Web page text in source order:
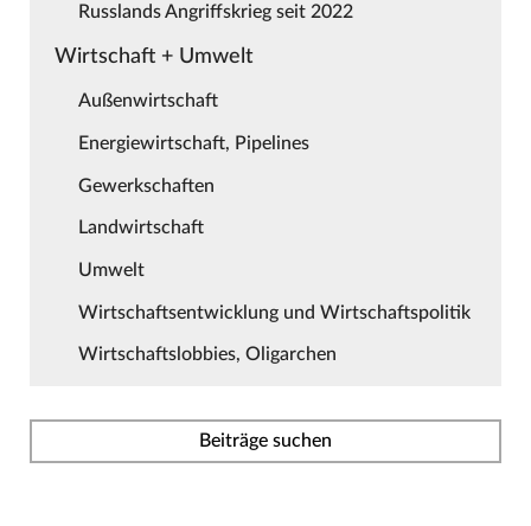
Russlands Angriffskrieg seit 2022
Wirtschaft + Umwelt
Außenwirtschaft
Energiewirtschaft, Pipelines
Gewerkschaften
Landwirtschaft
Umwelt
Wirtschaftsentwicklung und Wirtschaftspolitik
Wirtschaftslobbies, Oligarchen
Beiträge suchen